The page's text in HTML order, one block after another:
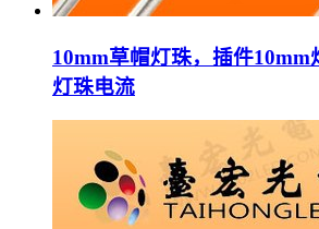
10mm草帽灯珠，插件
灯珠电流